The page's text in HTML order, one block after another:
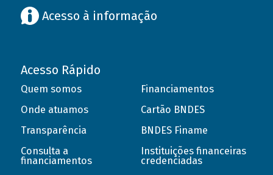
Acesso à informação
Acesso Rápido
Quem somos
Onde atuamos
Transparência
Consulta a
financiamentos
Financiamentos
Cartão BNDES
BNDES Finame
Instituições financeiras
credenciadas